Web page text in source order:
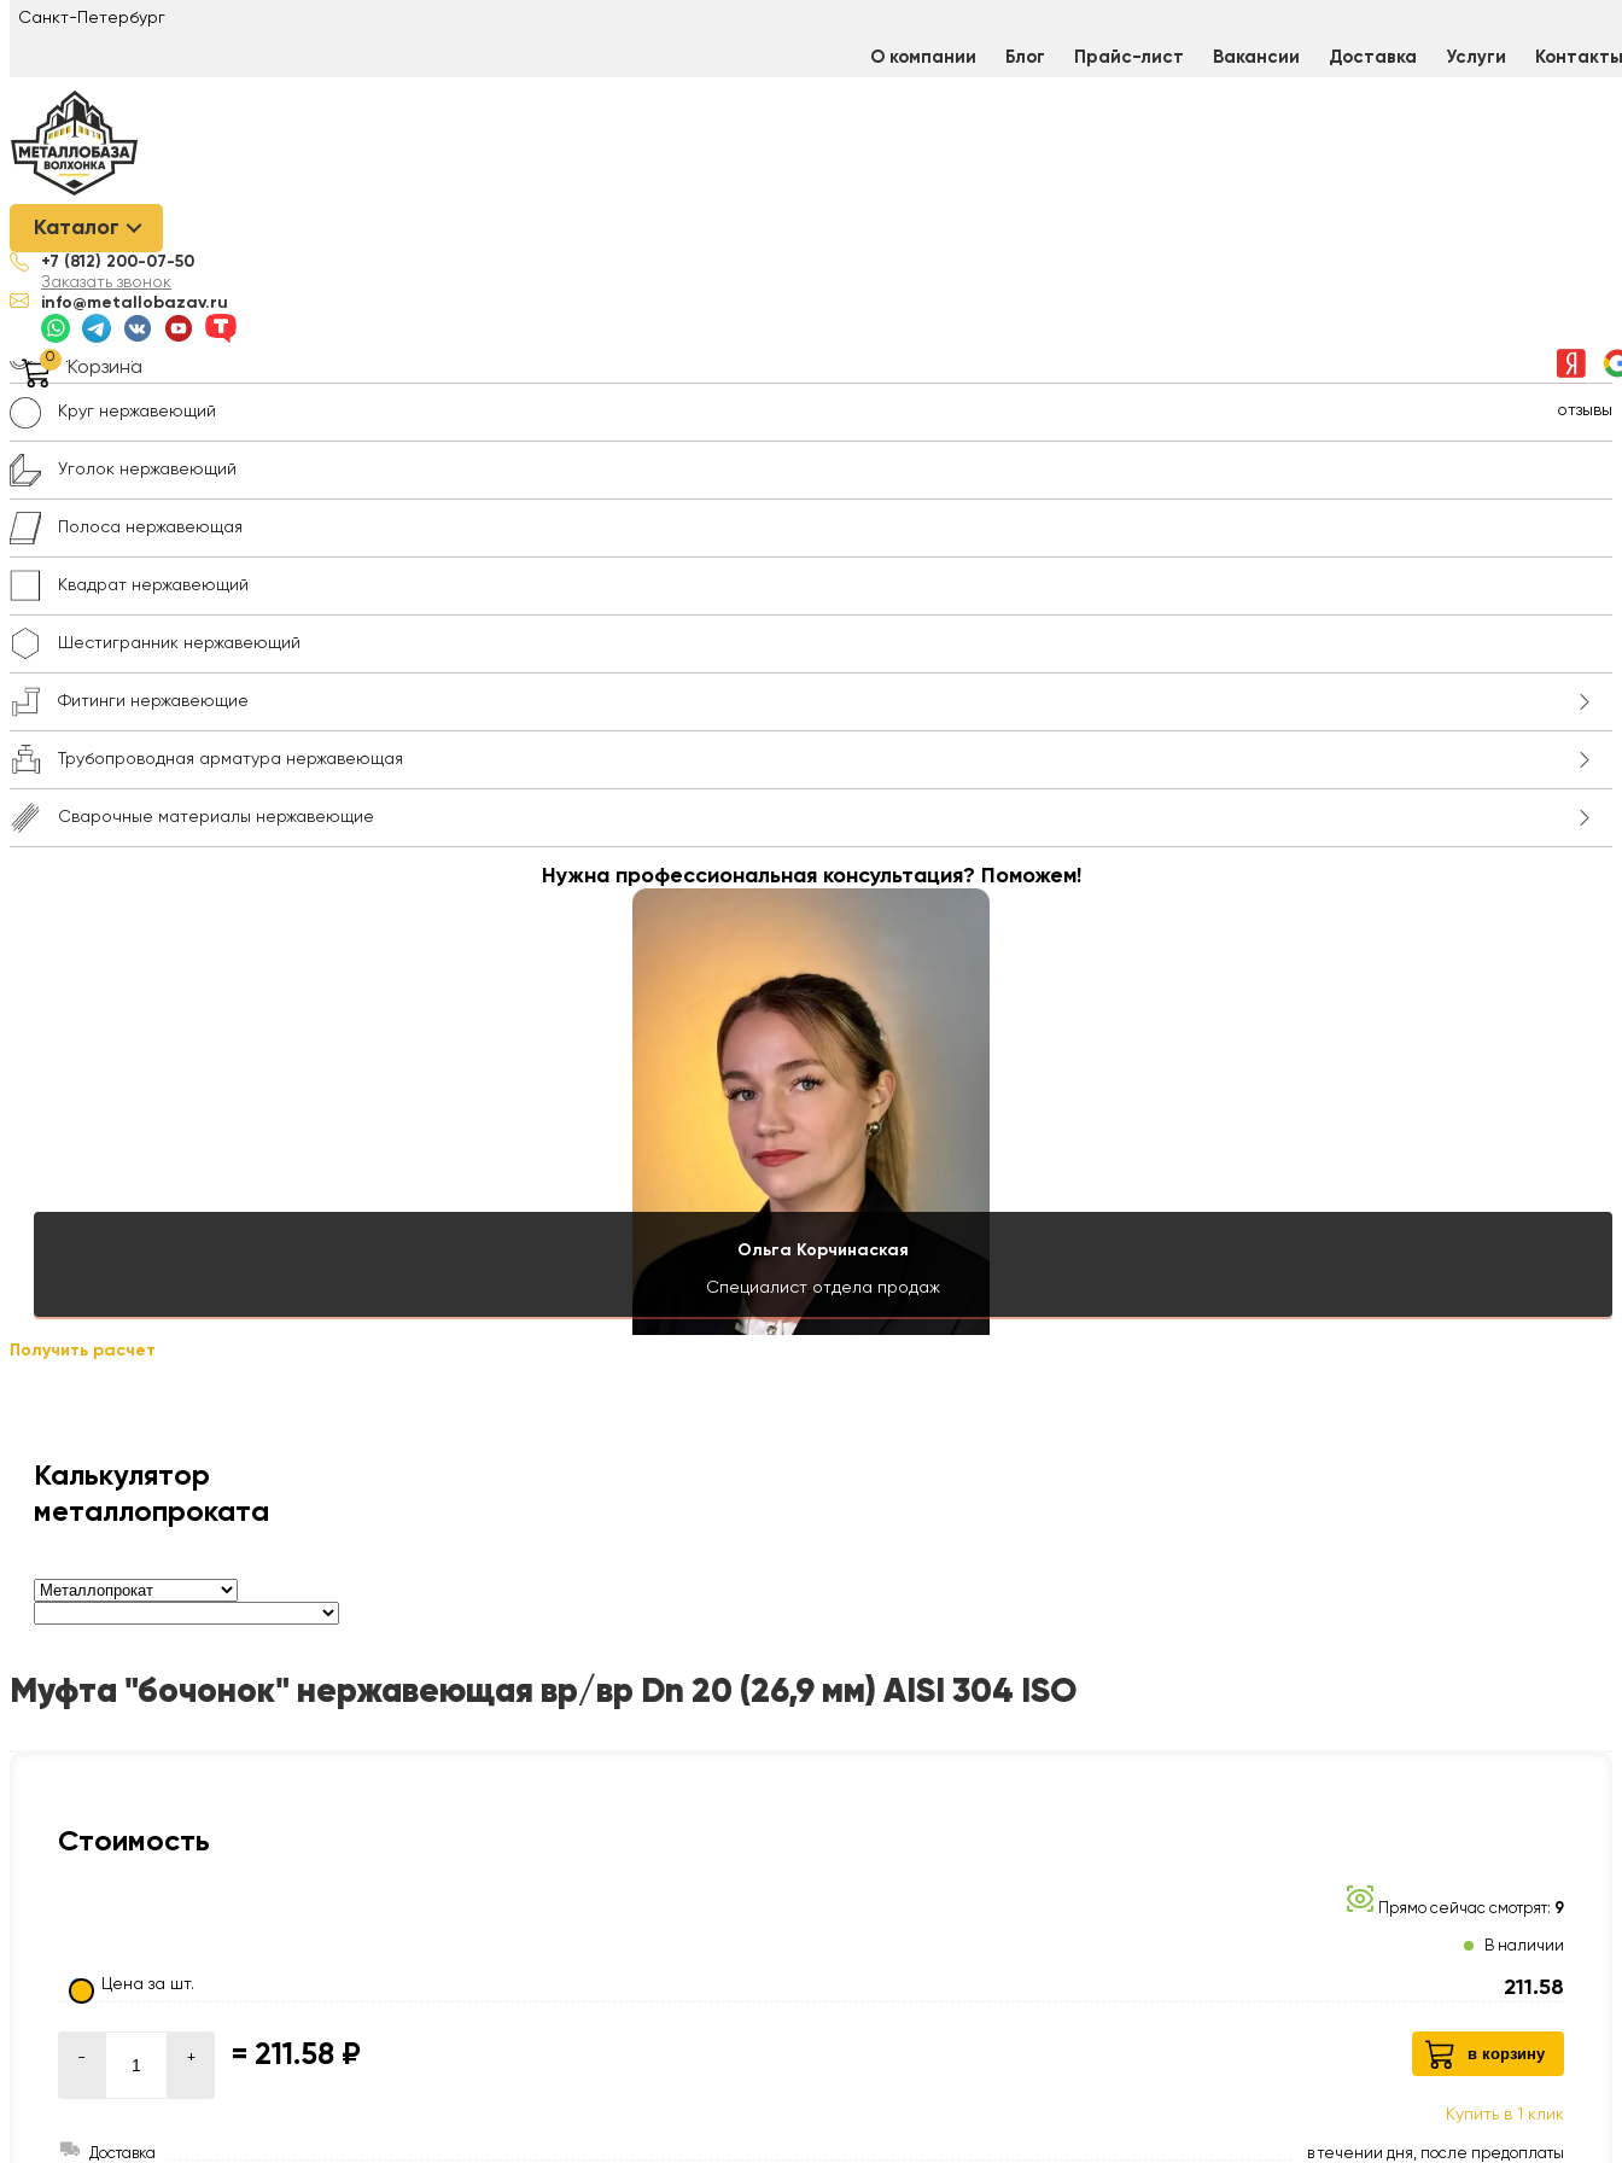
Санкт-Петербург
О компании Блог Прайс-лист Вакансии Доставка Услуги Контакты
Каталог
+7 (812) 200-07-50
Заказать звонок
info@metallobazav.ru
Корзина
0
отзывы
Металлобаза Волхонка
AISI 304 ISO
Лист нержавеющий
Трубы нержавеющие
Круг нержавеющий
Уголок нержавеющий
Полоса нержавеющая
Квадрат нержавеющий
Шестигранник нержавеющий
Фитинги нержавеющие
Трубопроводная арматура нержавеющая
Сварочные материалы нержавеющие
Нужна профессиональная консультация? Поможем!
Ольга Корчинаская
Специалист отдела продаж
Получить расчет
Калькулятор
металлопроката
Муфта "бочонок" нержавеющая вр/вр Dn 20 (26,9 мм) AISI 304 ISO
Стоимость
Прямо сейчас смотрят: 9
В наличии
Цена за шт. 211.58
- + = 211.58 ₽ в корзину
Купить в 1 клик
Доставка в течении дня, после предоплаты